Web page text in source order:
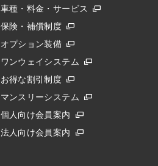
車種・料金・サービス
保険・補償制度
オプション装備
ワンウェイシステム
お得な割引制度
マンスリーシステム
個人向け会員案内
法人向け会員案内